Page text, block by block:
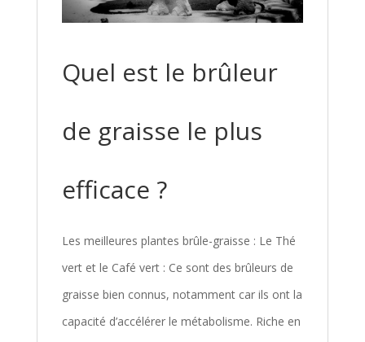
Quel est le brûleur
de graisse le plus
efficace ?
Les meilleures plantes brûle-graisse : Le Thé
vert et le Café vert : Ce sont des brûleurs de
graisse bien connus, notamment car ils ont la
capacité d’accélérer le métabolisme. Riche en